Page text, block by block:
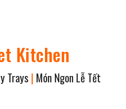
Kitchen
Trays | Món Ngon Lễ Tết